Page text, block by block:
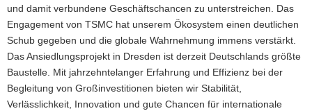
und damit verbundene Geschäftschancen zu unterstreichen. Das
Engagement von TSMC hat unserem Ökosystem einen deutlichen
Schub gegeben und die globale Wahrnehmung immens verstärkt.
Das Ansiedlungsprojekt in Dresden ist derzeit Deutschlands größte
Baustelle. Mit jahrzehntelanger Erfahrung und Effizienz bei der
Begleitung von Großinvestitionen bieten wir Stabilität,
Verlässlichkeit, Innovation und gute Chancen für internationale